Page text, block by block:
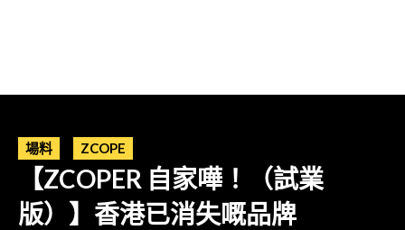
場料 ZCOPE
【ZCOPER 自家嘩！（試業
版）】香港已消失嘅品牌